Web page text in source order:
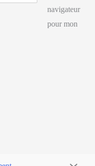
navigateur
pour mon